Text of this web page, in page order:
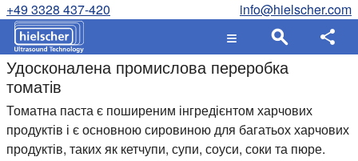
+49 3328 437-420 info@hielscher.com
Удосконалена промислова переробка
томатів
Томатна паста є поширеним інгредієнтом харчових
продуктів і є основною сировиною для багатьох харчових
продуктів, таких як кетчупи, супи, соуси, соки та пюре.